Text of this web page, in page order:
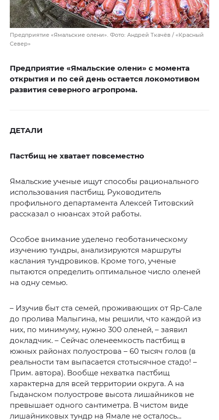
Предприятие «Ямальские олени». Фото: Андрей Ткачёв / «Красный
Север»
Предприятие «Ямальские олени» с момента
открытия и по сей день остается локомотивом
развития северного агропрома.
ДЕТАЛИ
Пастбищ не хватает повсеместно
Ямальские ученые ищут способы рационального
использования пастбищ. Руководитель
профильного департамента Алексей Титовский
рассказал о нюансах этой работы.
Особое внимание уделено геоботаническому
изучению тундры, анализируются маршруты
каслания тундровиков. Кроме того, ученые
пытаются определить оптимальное число оленей
на одну семью.
– Изучив быт ста семей, проживающих от Яр-Сале
до пролива Малыгина, мы решили, что каждой из
них, по минимуму, нужно 300 оленей, – заявил
докладчик. – Сейчас оленеемкость пастбищ в
южных районах полуострова – 60 тысяч голов (в
реальности там выпасается стотысячное стадо! –
Прим. автора). Вообще нехватка пастбищ
характерна для всей территории округа. А на
Гыданском полуострове высота лишайников не
превышает одного сантиметра. В чистом виде
лишайниковых тундр на Ямале не осталось...